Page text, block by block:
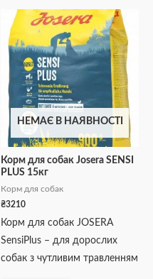
НЕМАЄ В НАЯВНОСТІ
Корм для собак Josera SENSI
PLUS 15кг
Корм для собак
₴3210
Корм для собак JOSERA
SensiPlus – для дорослих
собак з чутливим травленням